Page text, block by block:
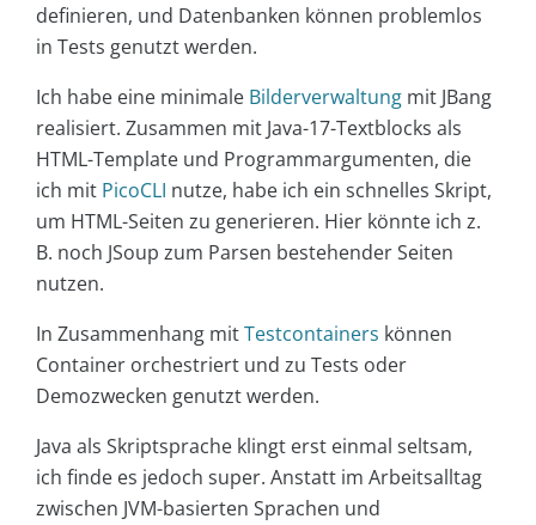
definieren, und Datenbanken können problemlos
in Tests genutzt werden.
Ich habe eine minimale Bilderverwaltung mit JBang
realisiert. Zusammen mit Java-17-Textblocks als
HTML-Template und Programmargumenten, die
ich mit PicoCLI nutze, habe ich ein schnelles Skript,
um HTML-Seiten zu generieren. Hier könnte ich z.
B. noch JSoup zum Parsen bestehender Seiten
nutzen.
In Zusammenhang mitTestcontainers können
Container orchestriert und zu Tests oder
Demozwecken genutzt werden.
Java als Skriptsprache klingt erst einmal seltsam,
ich finde es jedoch super. Anstatt im Arbeitsalltag
zwischen JVM-basierten Sprachen und